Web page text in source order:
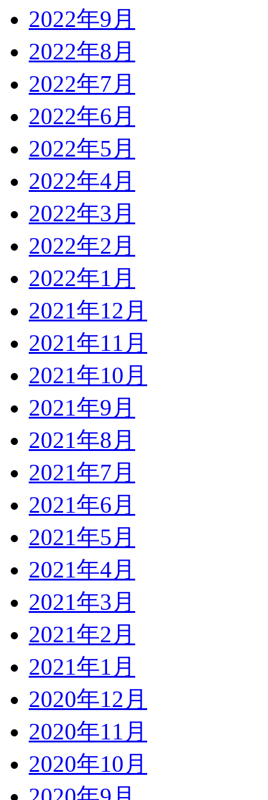
2022年9月
2022年8月
2022年7月
2022年6月
2022年5月
2022年4月
2022年3月
2022年2月
2022年1月
2021年12月
2021年11月
2021年10月
2021年9月
2021年8月
2021年7月
2021年6月
2021年5月
2021年4月
2021年3月
2021年2月
2021年1月
2020年12月
2020年11月
2020年10月